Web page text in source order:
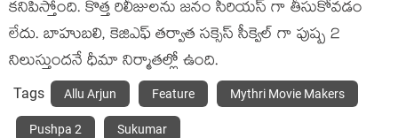
కనిపిస్తోంది. కొత్త రిలీజులను జనం సీరియస్ గా తీసుకోవడం
లేదు. బాహుబలి, కెజిఎఫ్ తర్వాత సక్సెస్ సీక్వెల్ గా పుష్ప 2
నిలుస్తుందనే ధీమా నిర్మాతల్లో ఉంది.
Tags Allu Arjun Feature Mythri Movie Makers
Pushpa 2 Sukumar